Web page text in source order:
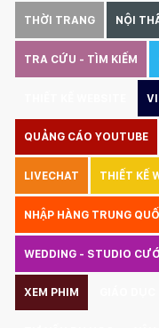
THỜI TRANG NỘI
TRA CỨU - TÌM KIẾM
QUẢNG CÁO YOUTUBE
LIVECHAT THIẾT KẾ
NHẬP HÀNG TRUNG
WEDDING - STUDIO
XEM PHIM